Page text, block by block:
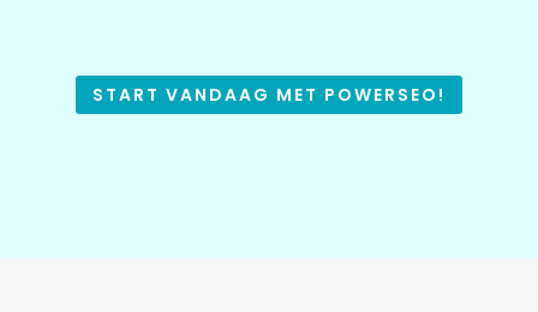
START VANDAAG MET POWERSEO!